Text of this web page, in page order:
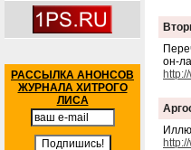
РАССЫЛКА АНОНСОВ
ЖУРНАЛА ХИТРОГО
ЛИСА
он-